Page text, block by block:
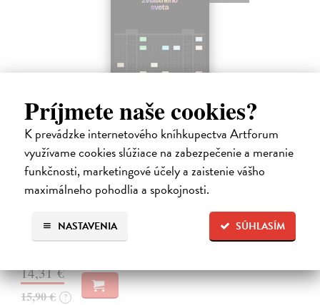
Príjmete naše cookies?
K prevádzke internetového kníhkupectva Artforum
využívame cookies slúžiace na zabezpečenie a meranie
funkčnosti, marketingové účely a zaistenie vášho
maximálneho pohodlia a spokojnosti.
SÚHLASÍM
NASTAVENIA
Záznam o vzniku zvláštneho sveta
Ábelová Mirka| Kniha
Po úspešných a vypredaných básnických zbierkach Striptíz, Na!,
Básničky pre domáce paničky, Večný pocit nedele a Dom, vydáva
slovenská poetka Mirka Ábelová novú básnickú zbierku. Záznam o
vzniku zvláštneho…
Na sklade
14,31 €
15,90 € ?